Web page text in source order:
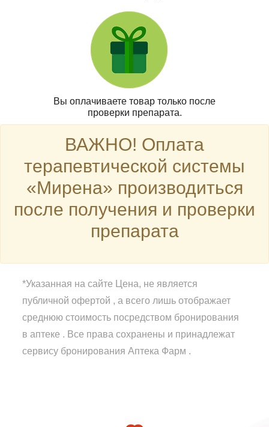
Вы оплачиваете товар только после
проверки препарата.
ВАЖНО! Оплата
терапевтической системы
«Мирена» производиться
после получения и проверки
препарата
*Указанная на сайте Цена, не является
публичной офертой , а всего лишь отображает
среднюю стоимость посредством бронирования
в аптеке . Все права сохранены и принадлежат
сервису бронирования Аптека Фарм .